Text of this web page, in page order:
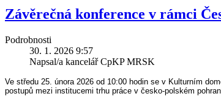
Závěrečná konference v rámci
Podrobnosti
30. 1. 2026 9:57
Napsal/a kancelář CpKP MRSK
Ve středu 25. února 2026 od 10:00 hodin se v Kulturním
postupů mezi institucemi trhu práce v česko-polském